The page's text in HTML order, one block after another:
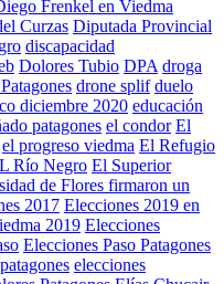
Frenkel en Viedma
Curzas Diputada Provincial
discapacidad
Dolores Tubio DPA droga
drone splif duelo
diciembre 2020 educación
patagones el condor El
el progreso viedma El Refugio
Río Negro El Superior
de Flores firmaron un
2017 Elecciones 2019 en
2019 Elecciones
Elecciones Paso Patagones
elecciones